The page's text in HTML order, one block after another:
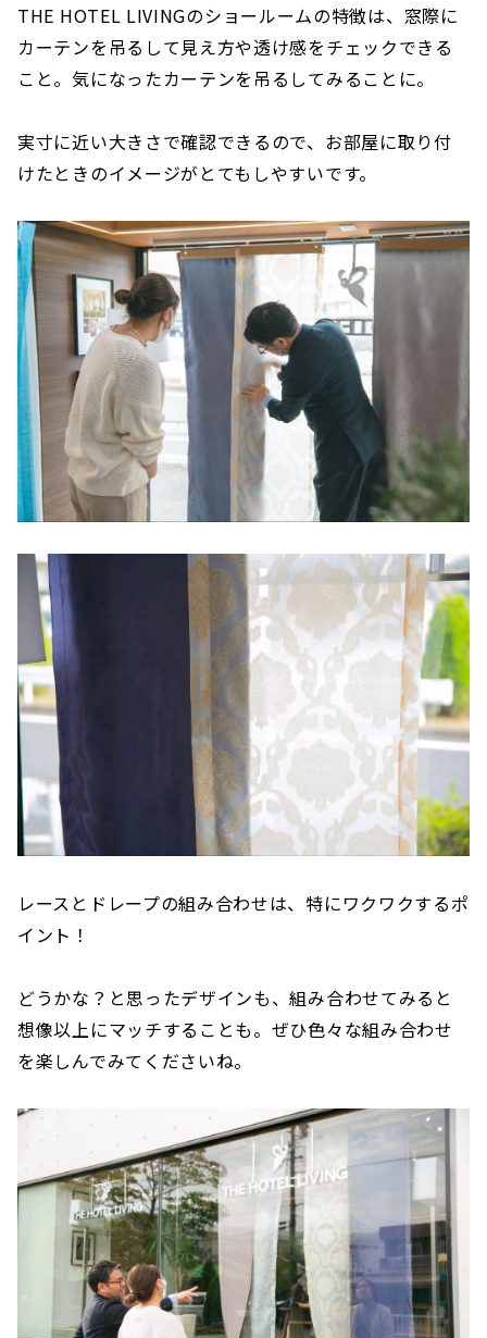
THE HOTEL LIVINGのショールームの特徴は、窓際に
カーテンを吊るして見え方や透け感をチェックできる
こと。気になったカーテンを吊るしてみることに。
実寸に近い大きさで確認できるので、お部屋に取り付
けたときのイメージがとてもしやすいです。
レースとドレープの組み合わせは、特にワクワクするポ
イント！
どうかな？と思ったデザインも、組み合わせてみると
想像以上にマッチすることも。ぜひ色々な組み合わせ
を楽しんでみてくださいね。